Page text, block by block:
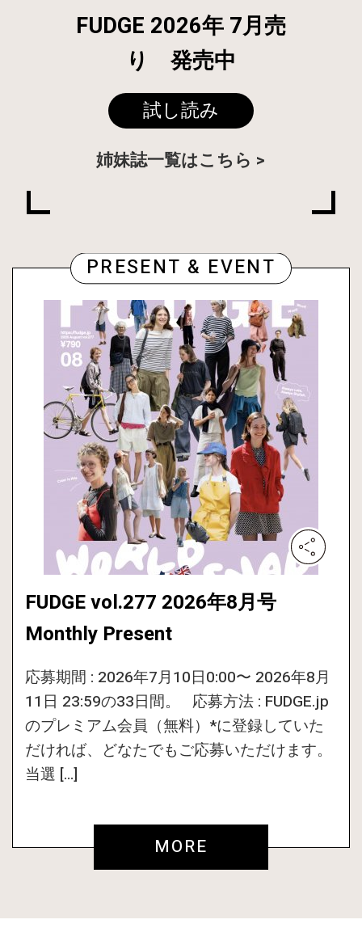
FUDGE 2026年 7月売
り 発売中
試し読み
姉妹誌一覧はこちら
PRESENT & EVENT
FUDGE vol.277 2026年8月号
Monthly Present
応募期間 : 2026年7月10日0:00〜 2026年8月
11日 23:59の33日間。 応募方法 : FUDGE.jp
のプレミアム会員（無料）*に登録していた
だければ、どなたでもご応募いただけます。
当選 […]
MORE